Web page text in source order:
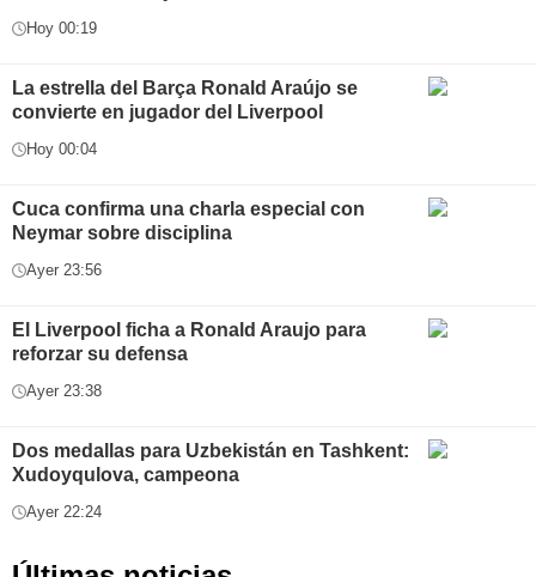
Hoy 00:19
La estrella del Barça Ronald Araújo se
convierte en jugador del Liverpool
Hoy 00:04
Cuca confirma una charla especial con
Neymar sobre disciplina
Ayer 23:56
El Liverpool ficha a Ronald Araujo para
reforzar su defensa
Ayer 23:38
Dos medallas para Uzbekistán en Tashkent:
Xudoyqulova, campeona
Ayer 22:24